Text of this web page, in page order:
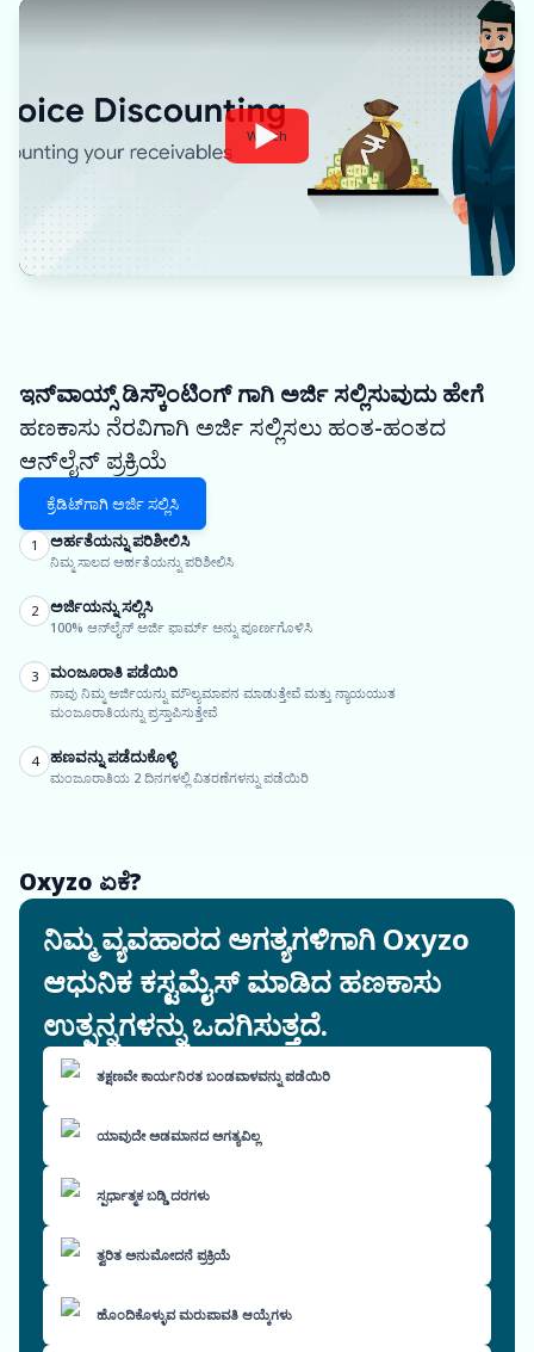
Watch
ಇನ್‌ವಾಯ್ಸ್ ಡಿಸ್ಕೌಂಟಿಂಗ್ ಗಾಗಿ ಅರ್ಜಿ ಸಲ್ಲಿಸುವುದು ಹೇಗೆ
ಹಣಕಾಸು ನೆರವಿಗಾಗಿ ಅರ್ಜಿ ಸಲ್ಲಿಸಲು ಹಂತ-ಹಂತದ
ಆನ್‌ಲೈನ್ ಪ್ರಕ್ರಿಯೆ
ಕ್ರೆಡಿಟ್‌ಗಾಗಿ ಅರ್ಜಿ ಸಲ್ಲಿಸಿ
1 ಅರ್ಹತೆಯನ್ನು ಪರಿಶೀಲಿಸಿ
ನಿಮ್ಮ ಸಾಲದ ಅರ್ಹತೆಯನ್ನು ಪರಿಶೀಲಿಸಿ
2 ಅರ್ಜಿಯನ್ನು ಸಲ್ಲಿಸಿ
100% ಆನ್‌ಲೈನ್ ಅರ್ಜಿ ಫಾರ್ಮ್ ಅನ್ನು ಪೂರ್ಣಗೊಳಿಸಿ
3 ಮಂಜೂರಾತಿ ಪಡೆಯಿರಿ
ನಾವು ನಿಮ್ಮ ಅರ್ಜಿಯನ್ನು ಮೌಲ್ಯಮಾಪನ ಮಾಡುತ್ತೇವೆ ಮತ್ತು ನ್ಯಾಯಯುತ
ಮಂಜೂರಾತಿಯನ್ನು ಪ್ರಸ್ತಾಪಿಸುತ್ತೇವೆ
4 ಹಣವನ್ನು ಪಡೆದುಕೊಳ್ಳಿ
ಮಂಜೂರಾತಿಯ 2 ದಿನಗಳಲ್ಲಿ ವಿತರಣೆಗಳನ್ನು ಪಡೆಯಿರಿ
Oxyzo ಏಕೆ?
ನಿಮ್ಮ ವ್ಯವಹಾರದ ಅಗತ್ಯಗಳಿಗಾಗಿ Oxyzo
ಆಧುನಿಕ ಕಸ್ಟಮೈಸ್ ಮಾಡಿದ ಹಣಕಾಸು
ಉತ್ಪನ್ನಗಳನ್ನು ಒದಗಿಸುತ್ತದೆ.
ತಕ್ಷಣವೇ ಕಾರ್ಯನಿರತ ಬಂಡವಾಳವನ್ನು ಪಡೆಯಿರಿ
ಯಾವುದೇ ಅಡಮಾನದ ಅಗತ್ಯವಿಲ್ಲ
ಸ್ಪರ್ಧಾತ್ಮಕ ಬಡ್ಡಿ ದರಗಳು
ತ್ವರಿತ ಅನುಮೋದನೆ ಪ್ರಕ್ರಿಯೆ
ಹೊಂದಿಕೊಳ್ಳುವ ಮರುಪಾವತಿ ಆಯ್ಕೆಗಳು